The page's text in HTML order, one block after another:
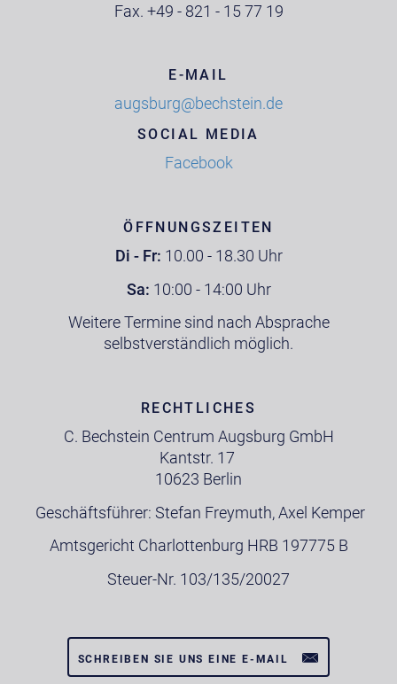
Fax. +49 - 821 - 15 77 19
E-MAIL
augsburg@bechstein.de
SOCIAL MEDIA
Facebook
ÖFFNUNGSZEITEN
Di - Fr: 10.00 - 18.30 Uhr
Sa: 10:00 - 14:00 Uhr
Weitere Termine sind nach Absprache
selbstverständlich möglich.
RECHTLICHES
C. Bechstein Centrum Augsburg GmbH
Kantstr. 17
10623 Berlin
Geschäftsführer: Stefan Freymuth, Axel Kemper
Amtsgericht Charlottenburg HRB 197775 B
Steuer-Nr. 103/135/20027
SCHREIBEN SIE UNS EINE E-MAIL